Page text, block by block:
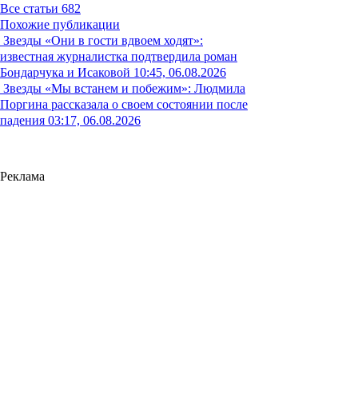
Все статьи 682
Похожие публикации
Звезды «Они в гости вдвоем ходят»:
известная журналистка подтвердила роман
Бондарчука и Исаковой 10:45, 06.08.2026
Звезды «Мы встанем и побежим»: Людмила
Поргина рассказала о своем состоянии после
падения 03:17, 06.08.2026
Реклама